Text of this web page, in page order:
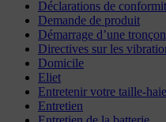
Déclarations de
Demande de produit
Démarrage d’une
Directives sur les
Domicile
Eliet
Entretenir votre taille-haie
Entretien